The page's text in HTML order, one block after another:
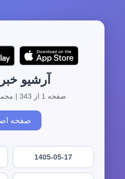
آرشیو
صفحه 1 از 343 | مجموع 3425 آرشیو
صفحه
1405-05-17